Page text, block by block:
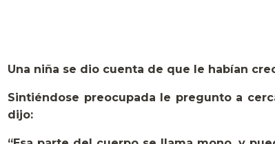
Una niña se dio cuenta de que le habían
Sintiéndose preocupada le pregunto a
dijo: